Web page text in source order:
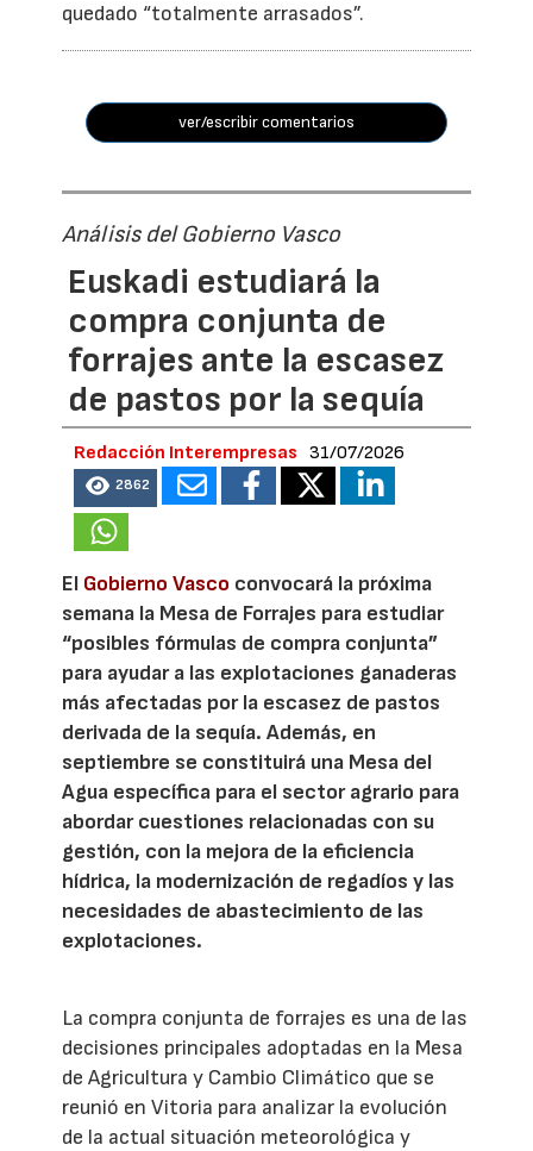
quedado “totalmente arrasados”.
ver/escribir comentarios
Análisis del Gobierno Vasco
Euskadi estudiará la
compra conjunta de
forrajes ante la escasez
de pastos por la sequía
Redacción Interempresas 31/07/2026
2862
El Gobierno Vasco convocará la próxima
semana la Mesa de Forrajes para estudiar
“posibles fórmulas de compra conjunta”
para ayudar a las explotaciones ganaderas
más afectadas por la escasez de pastos
derivada de la sequía. Además, en
septiembre se constituirá una Mesa del
Agua específica para el sector agrario para
abordar cuestiones relacionadas con su
gestión, con la mejora de la eficiencia
hídrica, la modernización de regadíos y las
necesidades de abastecimiento de las
explotaciones.
La compra conjunta de forrajes es una de las
decisiones principales adoptadas en la Mesa
de Agricultura y Cambio Climático que se
reunió en Vitoria para analizar la evolución
de la actual situación meteorológica y